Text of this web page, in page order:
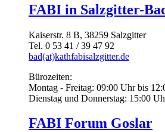
FABI in Salzgitter-
Kaiserstr. 8 B, 38259 Salzgitter
Tel. 0 53 41 / 39 47 92
bad(at)kathfabisalzgitter.de
Bürozeiten:
Montag - Freitag: 09:00 Uhr bis
Dienstag und Donnerstag: 15:00
FABI Forum Goslar